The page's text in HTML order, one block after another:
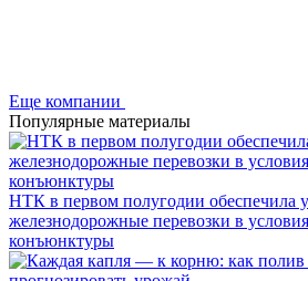
Еще компании
Популярные материалы
НТК в первом полугодии обеспечила
железнодорожные перевозки в
конъюнктуры